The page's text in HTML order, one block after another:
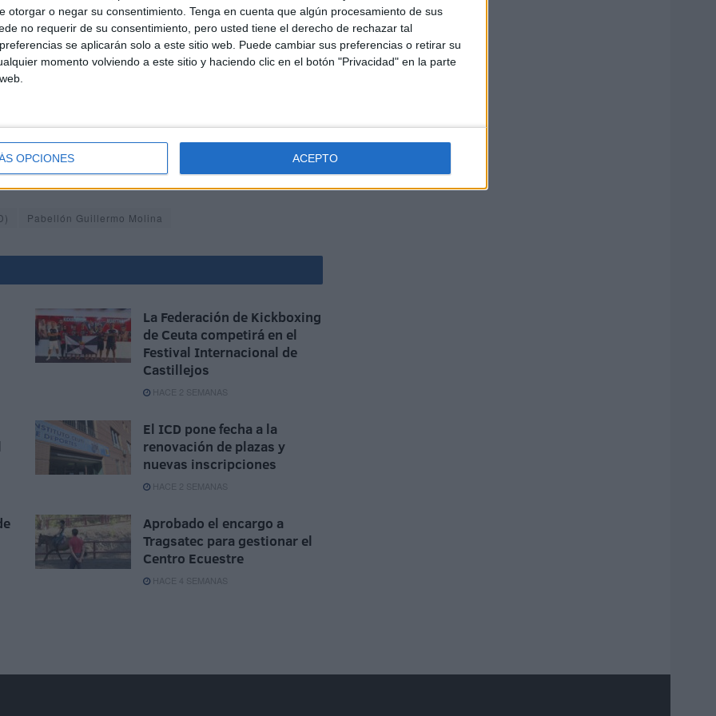
otorgar o negar su consentimiento. Tenga en cuenta que algún procesamiento de sus
no requerir de su consentimiento, pero usted tiene el derecho de rechazar tal
se aplicarán solo a este sitio web. Puede cambiar sus preferencias o retirar su
momento volviendo a este sitio y haciendo clic en el botón "Privacidad" en la parte
OPCIONES ACEPTO
visto afectadas por el coronavirus, ya que el Club
hasta en dos ocasiones por detectarse positivo
que también toque muy de cerca al deporte ceutí
Pabellón Guillermo Molina
La Federación de Kickboxing
de Ceuta competirá en el
Festival Internacional de
Castillejos
HACE 2 SEMANAS
El ICD pone fecha a la
renovación de plazas y
nuevas inscripciones
HACE 2 SEMANAS
Aprobado el encargo a
Tragsatec para gestionar el
Centro Ecuestre
HACE 4 SEMANAS